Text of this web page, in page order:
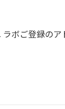
ボご登録の